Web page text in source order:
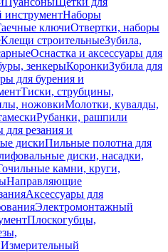
инструментНаборы
ключиОтвертки, наборы
Клещи строительныеЗубила,
Оснастка и аксессуары для
зенкерыКоронкиЗубила для
для бурения и
Тиски, струбцины,
ножовкиМолотки, кувалды,
Рубанки, рашпили
для резания и
дискиПильные полотна для
диски, насадки,
камни, круги,
Направляющие
Аксессуары для
Электромонтажный
Плоскогубцы,
Измерительный